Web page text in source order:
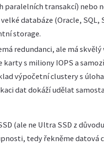
transakcí) nebo
databáze (Oracle,
storage.
redundanci, ale má
karty s miliony IOPS a
výpočetní clustery s
dat dokáží udělat
(ale ne Ultra SSD z
tedy řekněme datová